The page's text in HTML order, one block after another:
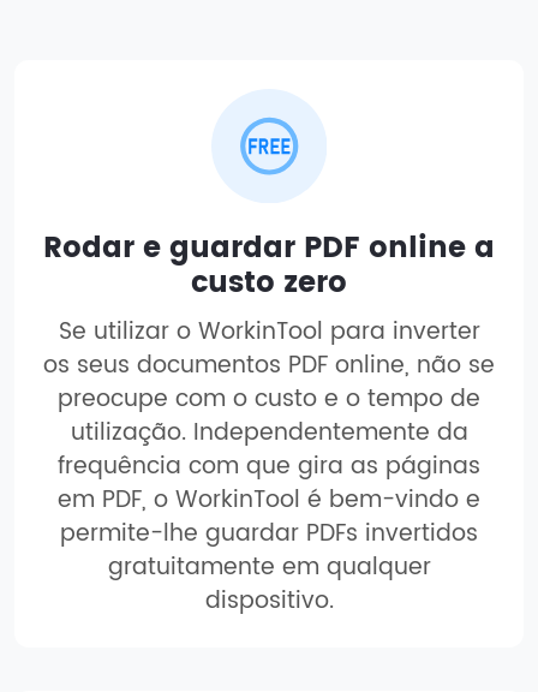
Rodar e guardar PDF online a
custo zero
Se utilizar o WorkinTool para inverter
os seus documentos PDF online, não se
preocupe com o custo e o tempo de
utilização. Independentemente da
frequência com que gira as páginas
em PDF, o WorkinTool é bem-vindo e
permite-lhe guardar PDFs invertidos
gratuitamente em qualquer
dispositivo.